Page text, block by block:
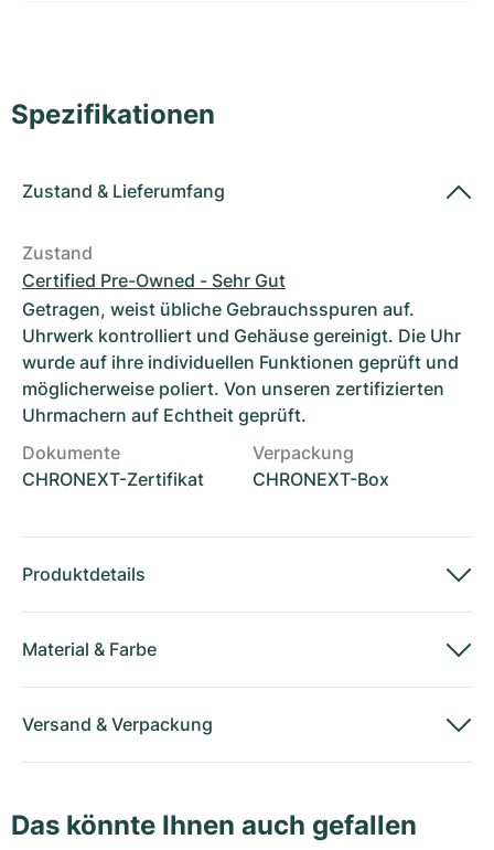
Spezifikationen
Zustand & Lieferumfang
Zustand
Certified Pre-Owned - Sehr Gut
Getragen, weist übliche Gebrauchsspuren auf.
Uhrwerk kontrolliert und Gehäuse gereinigt. Die Uhr
wurde auf ihre individuellen Funktionen geprüft und
möglicherweise poliert. Von unseren zertifizierten
Uhrmachern auf Echtheit geprüft.
Dokumente
CHRONEXT-Zertifikat
Verpackung
CHRONEXT-Box
Produktdetails
Material & Farbe
Versand & Verpackung
Das könnte Ihnen auch gefallen